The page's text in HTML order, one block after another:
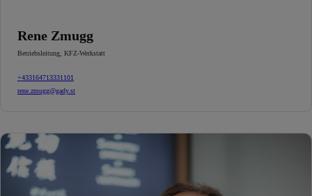
Rene Zmugg
Betriebsleitung KFZ-Werkstatt
+433164713331101
rene.zmugg@gady.st